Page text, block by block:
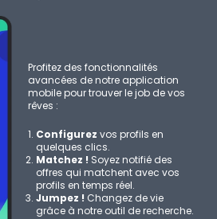
Profitez des fonctionnalités
avancées de notre application
mobile pour trouver le job de vos
rêves :
Configurez vos profils en
quelques clics.
Matchez ! Soyez notifié des
offres qui matchent avec vos
profils en temps réel.
Jumpez ! Changez de vie
grâce à notre outil de recherche.